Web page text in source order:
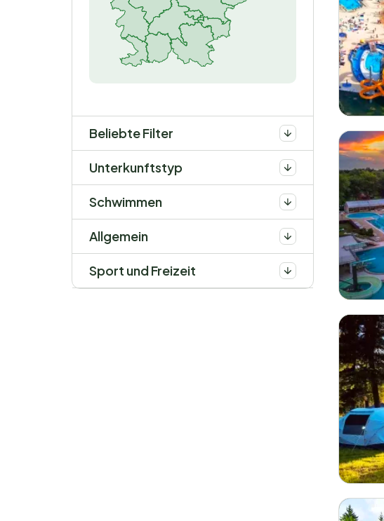
Beliebte Filter
Unterkunftstyp
Schwimmen
Allgemein
Sport und Freizeit